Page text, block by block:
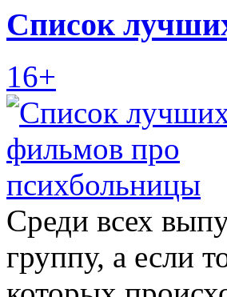
Список
16+
Среди всех
группу, а если